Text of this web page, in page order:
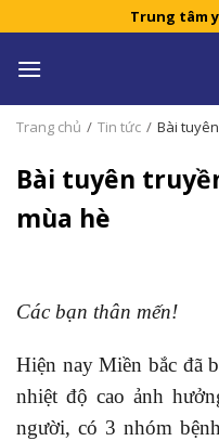
to
content
Trung tâm
Trang chủ / Tin tức / Bài
Bài tuyên
mùa hè
Các bạn thân mến!
Hiện nay Miền bắc đã
nhiệt độ cao ảnh
người, có 3 nhóm